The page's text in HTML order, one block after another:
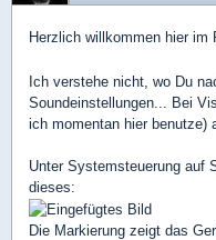
Herzlich willkommen hier im
Ich verstehe nicht, wo Du
Soundeinstellungen... Bei
ich momentan hier benutze)
Unter Systemsteuerung auf
dieses:
Die Markierung zeigt das